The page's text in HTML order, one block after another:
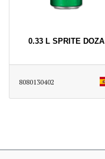
0.33 L SPRITE DOZA
8080130402